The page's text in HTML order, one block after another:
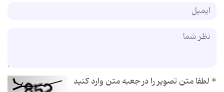
*لطفا متن تصویر را در جعبه متن وارد کنید